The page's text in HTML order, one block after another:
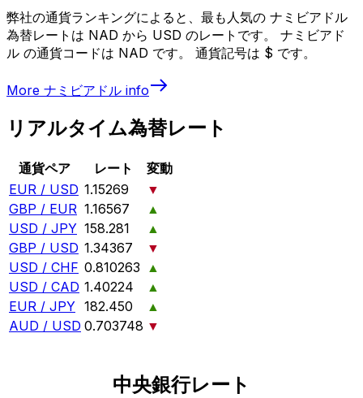
弊社の通貨ランキングによると、最も人気の ナミビアドル
為替レートは NAD から USD のレートです。 ナミビアド
ル の通貨コードは NAD です。 通貨記号は $ です。
More ナミビアドル info
リアルタイム為替レート
通貨ペア レート
変動
EUR / USD 1.15269
▼
GBP / EUR 1.16567
▲
USD / JPY 158.281
▲
GBP / USD 1.34367
▼
USD / CHF 0.810263 ▲
USD / CAD 1.40224
▲
EUR / JPY 182.450
▲
AUD / USD 0.703748 ▼
中央銀行レート